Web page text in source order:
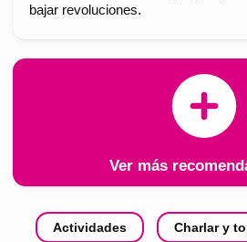
bajar revoluciones.
Ver más
Actividades Charlar y